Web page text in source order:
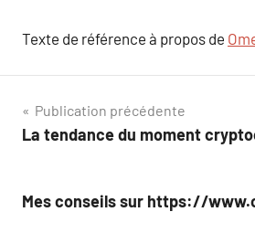
Texte de référence à propos de
Navigation
de
Publication précédente
La tendance du moment
Mes conseils sur https://